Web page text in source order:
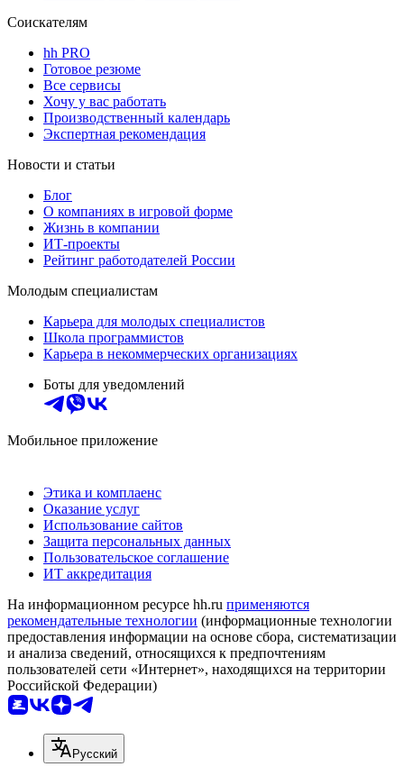
Соискателям
hh PRO
Готовое резюме
Все сервисы
Хочу у вас работать
Производственный календарь
Экспертная рекомендация
Новости и статьи
Блог
О компаниях в игровой форме
Жизнь в компании
ИТ-проекты
Рейтинг работодателей России
Молодым специалистам
Карьера для молодых специалистов
Школа программистов
Карьера в некоммерческих организациях
Боты для уведомлений
Мобильное приложение
Этика и комплаенс
Оказание услуг
Использование сайтов
Защита персональных данных
Пользовательское соглашение
ИТ аккредитация
На информационном ресурсе hh.ru применяются
рекомендательные технологии (информационные технологии
предоставления информации на основе сбора, систематизации
и анализа сведений, относящихся к предпочтениям
пользователей сети «Интернет», находящихся на территории
Российской Федерации)
Русский